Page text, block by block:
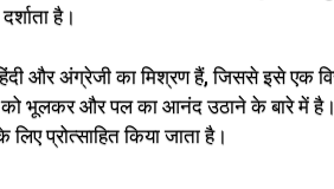
है।
और अंग्रेजी का मिश्रण हैं, जिससे इसे एक
भूलकर और पल का आनंद उठाने के बारे में
प्रोत्साहित किया जाता है।